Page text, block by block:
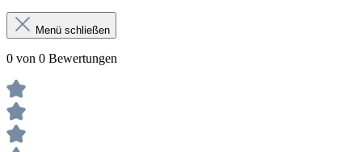
Menü schließen
0 von 0 Bewertungen